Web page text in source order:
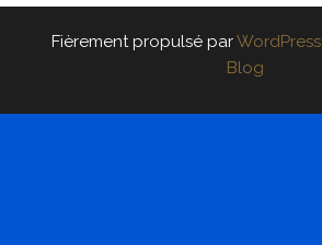
Fièrement propulsé parWordPress
Blog